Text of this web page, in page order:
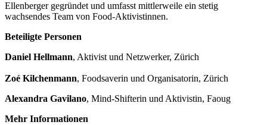
Ellenberger gegründet und umfasst mittlerweile ein stetig
wachsendes Team von Food-Aktivistinnen.
Beteiligte Personen
Daniel Hellmann, Aktivist und Netzwerker, Zürich
Zoé Kilchenmann, Foodsaverin und Organisatorin, Zürich
Alexandra Gavilano, Mind-Shifterin und Aktivistin, Faoug
Mehr Informationen